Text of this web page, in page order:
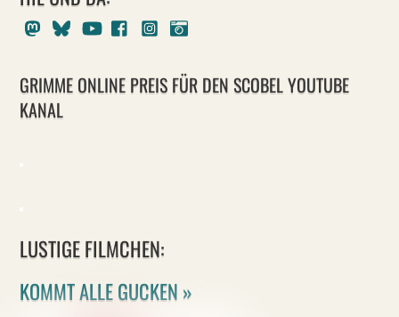
MastodonBlueskyYoutubeFacebookInstagram
GRIMME ONLINE PREIS FÜR DEN SCOBEL YOUTUBE
KANAL
LUSTIGE FILMCHEN:
KOMMT ALLE GUCKEN »